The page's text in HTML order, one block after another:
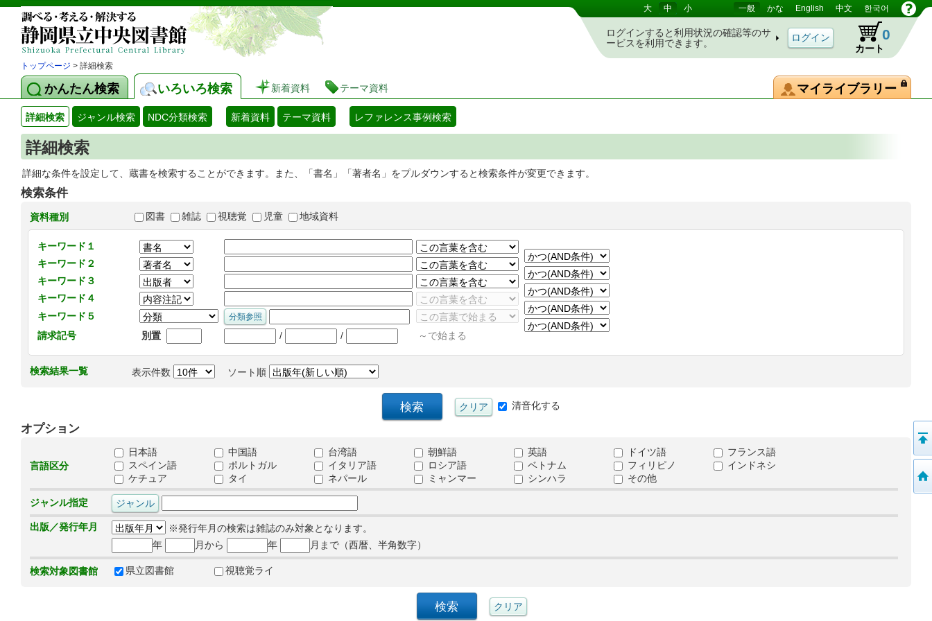
静岡県立図書館 蔵書検索・予約システム 大 中 小 一般 かな English 中文 한국어
ログインすると利用状況の確認等のサ
ービスを利用できます。
カート
0
トップページ > 詳細検索
かんたん検索 いろいろ検索 新着資料 テーマ資料 マイライブラリー
詳細検索 ジャンル検索 NDC分類検索 新着資料 テーマ資料 レファレンス事例検索
詳細検索
詳細な条件を設定して、蔵書を検索することができます。また、「書名」「著者名」をプルダウンすると検索条件が変更できます。
検索条件
資料種別 図書 雑誌 視聴覚 児童 地域資料
キーワード１
キーワード２
キーワード３
キーワード４
キーワード５
請求記号
別置 / / ～で始まる
検索結果一覧 表示件数 ソート順
清音化する
オプション
言語区分
日本語 中国語 台湾語 朝鮮語 英語 ドイツ語
フランス語
スペイン語
ポルトガル イタリア語 ロシア語 ベトナム フィリピノ
インドネシ
ケチュア
タイ ネパール ミャンマー シンハラ その他
ジャンル指定
出版／発行年月
※発行年月の検索は雑誌のみ対象となります。
年
月から 年 月まで（西暦、半角数字）
検索対象図書館 県立図書館 視聴覚ライ